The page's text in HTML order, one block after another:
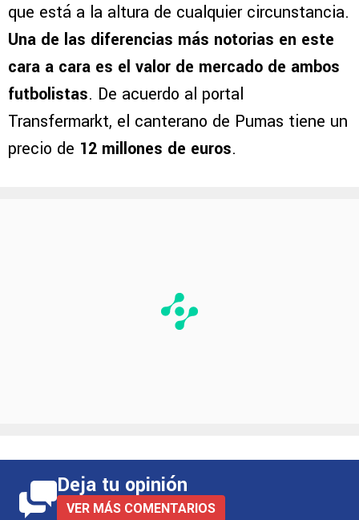
que está a la altura de cualquier circunstancia.
Una de las diferencias más notorias en este
cara a cara es el valor de mercado de ambos
futbolistas. De acuerdo al portal
Transfermarkt, el canterano de Pumas tiene un
precio de 12 millones de euros.
Deja tu opinión
VER MÁS COMENTARIOS